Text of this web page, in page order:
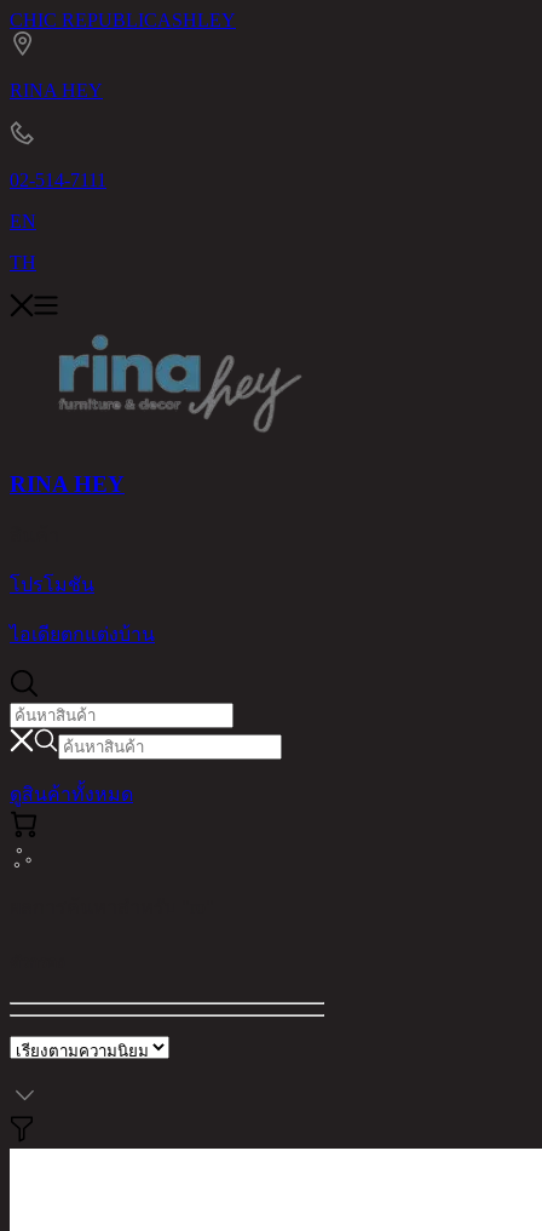
CHIC REPUBLICASHLEY
RINA HEY
02-514-7111
EN
TH
RINA HEY
โปรโมชัน
ไอเดียตกแต่งบ้าน
ดูสินค้าทั้งหมด